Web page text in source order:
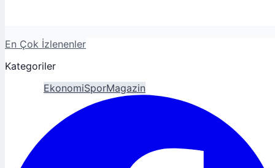
En Çok İzlenenler
Kategoriler
EkonomiSporMagazin